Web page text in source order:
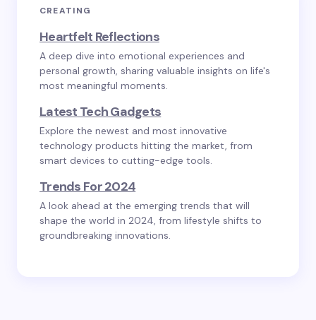
CREATING
Heartfelt Reflections
A deep dive into emotional experiences and
personal growth, sharing valuable insights on life's
most meaningful moments.
Latest Tech Gadgets
Explore the newest and most innovative
technology products hitting the market, from
smart devices to cutting-edge tools.
Trends For 2024
A look ahead at the emerging trends that will
shape the world in 2024, from lifestyle shifts to
groundbreaking innovations.